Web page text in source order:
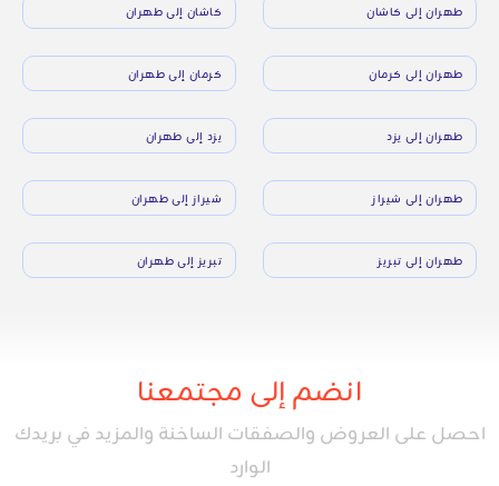
طهران إلى كاشان كاشان إلى طهران
طهران إلى كرمان كرمان إلى طهران
طهران إلى يزد يزد إلى طهران
طهران إلى شيراز شيراز إلى طهران
طهران إلى تبريز تبريز إلى طهران
انضم إلى مجتمعنا
احصل على العروض والصفقات الساخنة والمزيد في بريدك
الوارد